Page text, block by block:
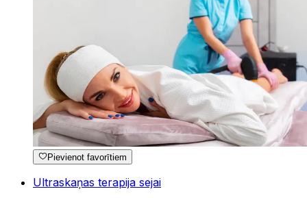
Pievienot favorītiem
Ultraskaņas terapija sejai